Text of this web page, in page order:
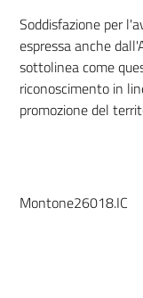
Soddisfazione per
espressa anche
sottolinea come
riconoscimento in
promozione del
Montone26018.IC